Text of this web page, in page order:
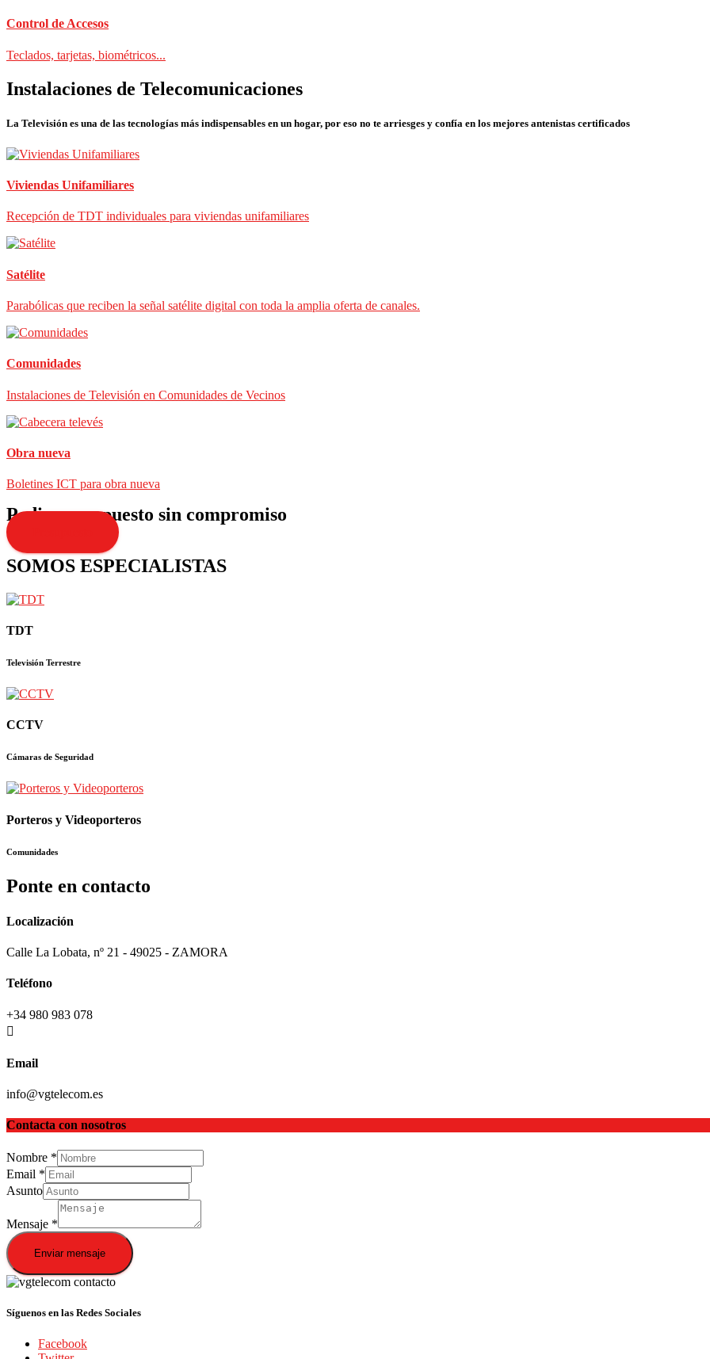
Control de Accesos
Teclados, tarjetas, biométricos...
Instalaciones de Telecomunicaciones
La Televisión es una de las tecnologías más indispensables en un hogar, por eso no te arriesges y confía en los mejores antenistas certificados
Viviendas Unifamiliares
Recepción de TDT individuales para viviendas unifamiliares
Satélite
Parabólicas que reciben la señal satélite digital con toda la amplia oferta de canales.
Comunidades
Instalaciones de Televisión en Comunidades de Vecinos
Obra nueva
Boletines ICT para obra nueva
Pedir presupuesto sin compromiso
SOMOS ESPECIALISTAS
TDT
Televisión Terrestre
CCTV
Cámaras de Seguridad
Porteros y Videoporteros
Comunidades
Ponte en contacto
Localización
Calle La Lobata, nº 21 - 49025 - ZAMORA
Teléfono
+34 980 983 078
Email
info@vgtelecom.es
Contacta con nosotros
Nombre *
Email *
Asunto
Mensaje *
Enviar mensaje
Síguenos en las Redes Sociales
Facebook